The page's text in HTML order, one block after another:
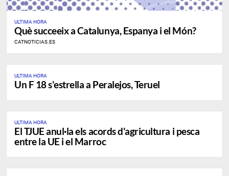
ULTIMA HORA
Què succeeix a Catalunya, Espanya i el Món?
CATNOTICIAS.ES
ULTIMA HORA
Un F 18 s'estrella a Peralejos, Teruel
ULTIMA HORA
El TJUE anul·la els acords d'agricultura i pesca
entre la UE i el Marroc